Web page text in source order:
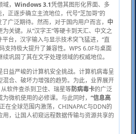
， Windows 3.1凭借其图形化界面、多
正逐步确立主流地位，代号“芝加哥”的
广泛期待。然而，对于国内用户而言， 中
为关键。从“汉字王”等硬卡到天汇、中文之
台，汉字输入与显示技术突飞猛进，“直
支持极大提升了兼容性。WPS 6.0F与桌面
巩固了其在文字处理领域的权威地位。
日益严峻的计算机安全挑战。计算机病毒呈
混合、破坏力增强的趋势。为此，业界展开
从软件查杀到卫佳、瑞星等防病毒卡的广泛
微机使用的必修课。与此同时， “信息高
在全球范围内激荡，CHINAPAC与DDN的
用，让国人初窥远程数据传输与资源共享的